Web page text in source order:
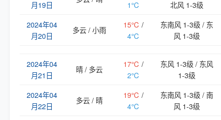
月19日
1℃
北风 1-3级
2024年04
月20日
多云 / 小雨
15℃ /
4℃
东南风 1-3级 / 东
风 1-3级
2024年04
月21日
晴 / 多云
17℃ /
2℃
东风 1-3级 / 东风
1-3级
2024年04
月22日
多云 / 晴
19℃ /
4℃
东南风 1-3级 / 南
风 1-3级